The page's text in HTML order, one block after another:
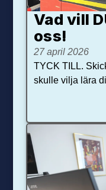
Vad vill
oss!
27 april 2026
TYCK TILL.
skulle vilja lära